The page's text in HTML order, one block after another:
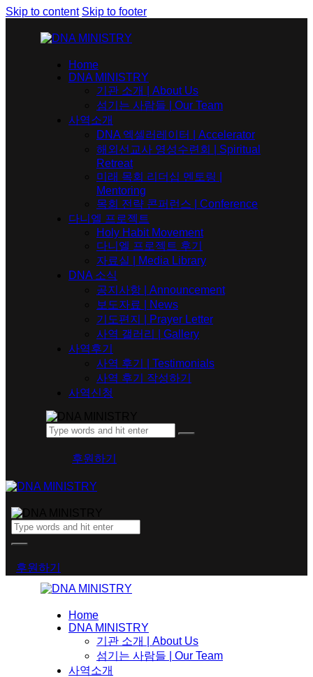
Skip to content Skip to footer
Home
DNA MINISTRY
기관 소개 | About Us
섬기는 사람들 | Our Team
사역소개
DNA 엑셀러레이터​ | Accelerator
해외선교사 영성수련회 | Spiritual
Retreat
미래 목회 리더십 멘토링 |
Mentoring
목회 전략 콘퍼런스 | Conference
다니엘 프로젝트
Holy Habit Movement
다니엘 프로젝트 후기
자료실 | Media Library
DNA 소식
공지사항 | Announcement
보도자료 | News
기도편지 | Prayer Letter
사역 갤러리 | Gallery
사역후기
사역 후기 | Testimonials
사역 후기 작성하기
사역신청
후원하기
후원하기
Home
DNA MINISTRY
기관 소개 | About Us
섬기는 사람들 | Our Team
사역소개